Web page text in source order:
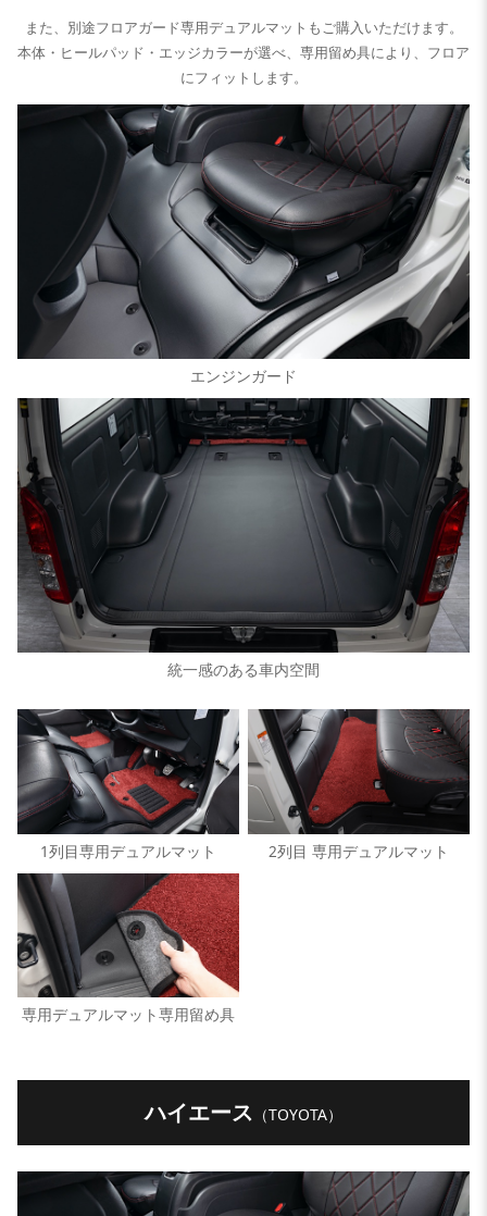
また、別途フロアガード専用デュアルマットもご購入いただけます。
本体・ヒールパッド・エッジカラーが選べ、専用留め具により、フロア
にフィットします。
エンジンガード
統一感のある車内空間
1列目専用デュアルマット 2列目 専用デュアルマット
専用デュアルマット専用留め具
ハイエース （TOYOTA）